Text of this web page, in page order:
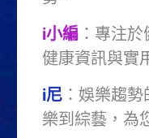
i小編：專注於
健康資訊與實
i尼：娛樂趨勢
樂到綜藝，為